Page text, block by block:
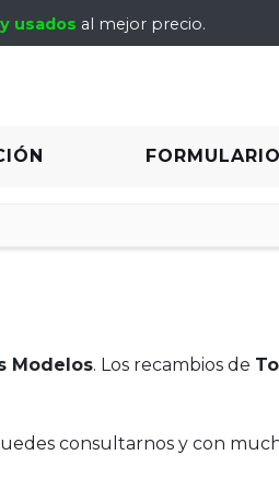
usados al mejor precio.
FORMULARIO
Modelos. Los recambios de
consultarnos y con